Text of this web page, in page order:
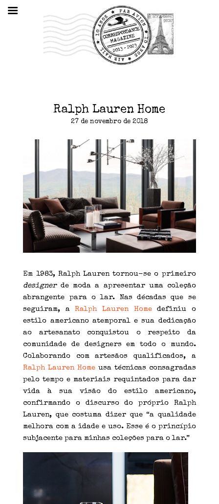
Ralph Lauren Home
27 de novembro de 2018
Em 1983, Ralph Lauren tornou-se o primeiro
designerde moda a apresentar uma coleção
abrangente para o lar. Nas décadas que se
seguiram, aRalph Lauren Homedefiniu o
estilo americano atemporal e sua dedicação
ao artesanato conquistou o respeito da
comunidade de designers em todo o mundo.
Colaborando com artesãos qualificados, a
Ralph Lauren Home usa técnicas consagradas
pelo tempo e materiais requintados para dar
vida à sua visão do estilo americano,
confirmando o discurso do próprio Ralph
Lauren, que costuma dizer que “a qualidade
melhora com a idade e uso. Esse é o princípio
subjacente para minhas coleções para o lar.”